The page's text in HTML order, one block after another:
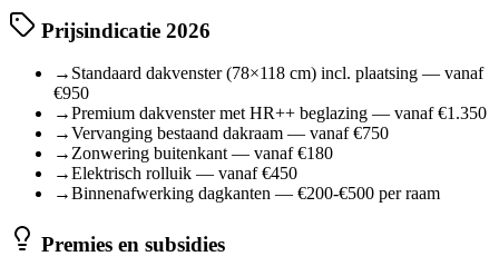
Prijsindicatie 2026
→ Standaard dakvenster (78×118 cm) incl. plaatsing — vanaf
€950
→Premium dakvenster met HR++ beglazing — vanaf €1.350
→Vervanging bestaand dakraam — vanaf €750
→ Zonwering buitenkant — vanaf €180
→Elektrisch rolluik — vanaf €450
→Binnenafwerking dagkanten — €200-€500 per raam
Premies en subsidies